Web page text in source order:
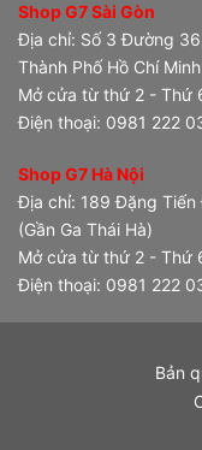
Shop G7 Sài Gòn
Địa chỉ: Số 3 Đường
Thành Phố Hồ Chí Minh
Mở cửa từ thứ 2 - Thứ
Điện thoại: 0981 222
Shop G7 Hà Nội
Địa chỉ: 189 Đặng Tiến
(Gần Ga Thái Hà)
Mở cửa từ thứ 2 - Thứ
Điện thoại: 0981 222
Bản